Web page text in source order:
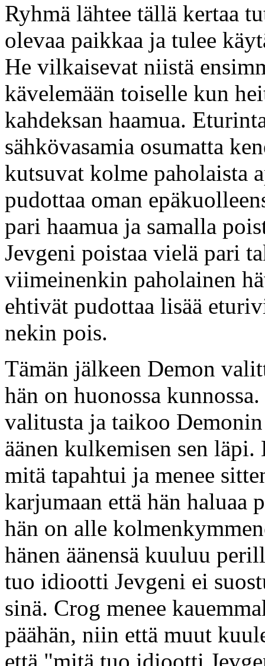
Ryhmä lähtee tällä kertaa
olevaa paikkaa ja tulee
He vilkaisevat niistä
kävelemään toiselle kun
kahdeksan haamua.
sähkövasamia osumatta
kutsuvat kolme paholaista
pudottaa oman
pari haamua ja samalla
Jevgeni poistaa vielä pari
viimeinenkin paholainen
ehtivät pudottaa lisää
nekin pois.
Tämän jälkeen Demon
hän on huonossa
valitusta ja taikoo
äänen kulkemisen sen
mitä tapahtui ja menee
karjumaan että hän haluaa
hän on alle
hänen äänensä kuuluu
tuo idiootti Jevgeni ei
sinä. Crog menee
päähän, niin että muut